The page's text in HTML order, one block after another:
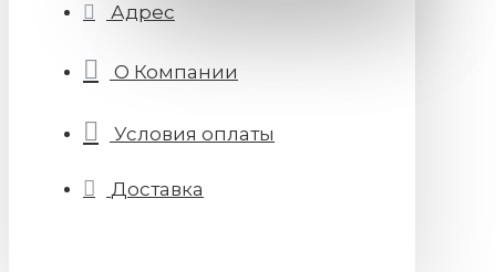
Адрес
О Компании
Условия оплаты
Доставка